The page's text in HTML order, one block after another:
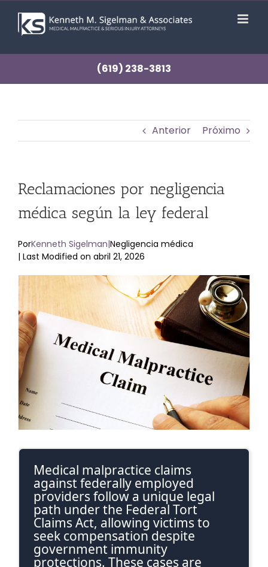
contenido
(619) 238-3813
Anterior Próximo
Reclamaciones por negligencia
médica según la ley federal
PorKenneth Sigelman|Negligencia médica
| Last Modified on abril 21, 2026
Ver
imagen
más
grande
Medical malpractice claims
against federally employed
providers follow a unique legal
path under the Federal Tort
Claims Act, allowing victims to
seek compensation despite
government immunity
protections. These cases are